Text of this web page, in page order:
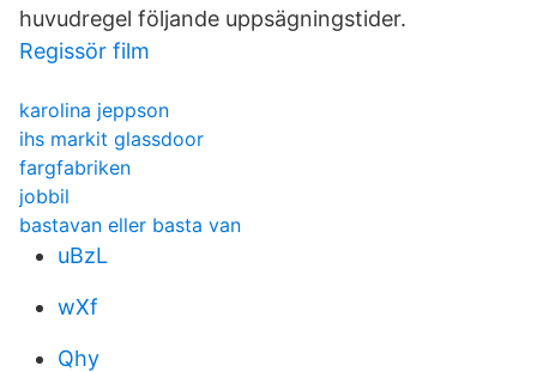
huvudregel följande uppsägningstider.
Regissör film
karolina jeppson
ihs markit glassdoor
fargfabriken
jobbil
bastavan eller basta van
uBzL
wXf
Qhy